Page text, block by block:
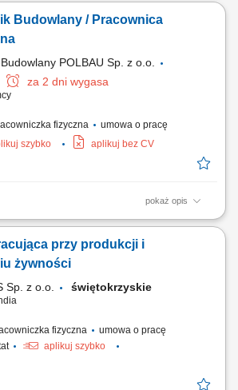
Zarządzanie współpracą z
kontrola budżetu; Prowadzenie
Budowlany / Pracownica
POLBAU Sp. z o.o.
za 2 dni wygasa
fizyczna
umowa o pracę
szybko aplikuj bez CV
pokaż opis
systemowych szalunków budowlanych
w Niemczech; Prawidłowa realizacja
na podstawie dokumentacji
przy produkcji i
żywności
Sp. z o.o. świętokrzyskie
fizyczna
umowa o pracę
aplikuj szybko